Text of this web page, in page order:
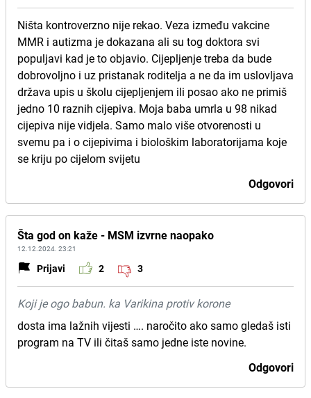
Ništa kontroverzno nije rekao. Veza između vakcine
MMR i autizma je dokazana ali su tog doktora svi
populjavi kad je to objavio. Cijepljenje treba da bude
dobrovoljno i uz pristanak roditelja a ne da im uslovljava
država upis u školu cijepljenjem ili posao ako ne primiš
jedno 10 raznih cijepiva. Moja baba umrla u 98 nikad
cijepiva nije vidjela. Samo malo više otvorenosti u
svemu pa i o cijepivima i biološkim laboratorijama koje
se kriju po cijelom svijetu
Odgovori
Šta god on kaže - MSM izvrne naopako
12.12.2024. 23:21
Prijavi 2 3
Koji je ogo babun. ka Varikina protiv korone
dosta ima lažnih vijesti …. naročito ako samo gledaš isti
program na TV ili čitaš samo jedne iste novine.
Odgovori